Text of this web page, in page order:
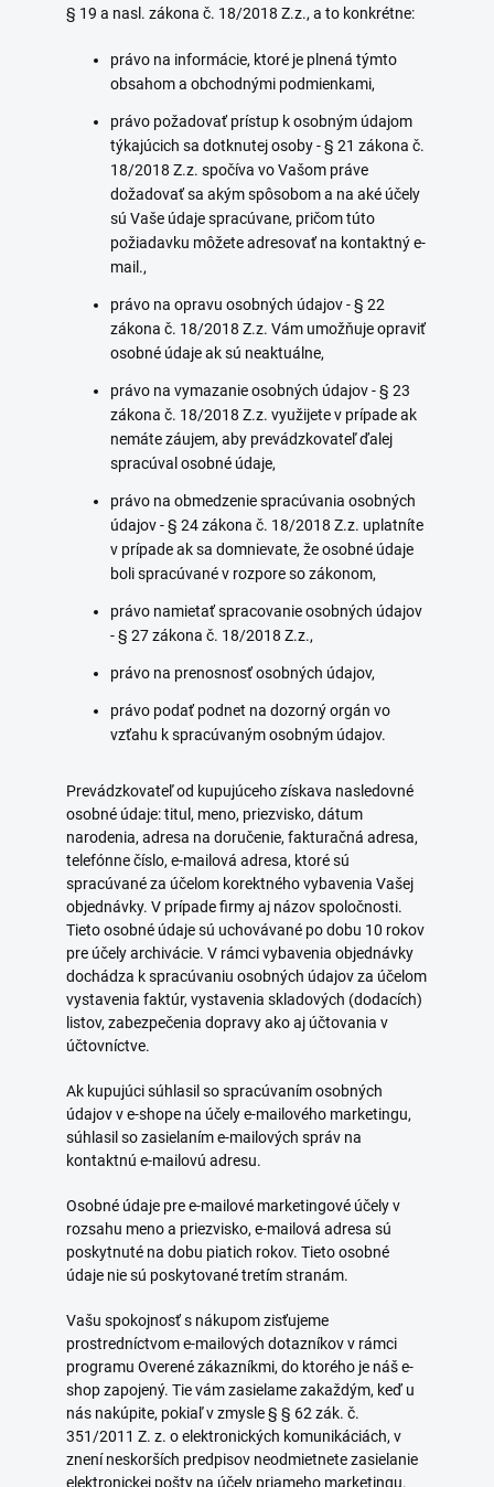
§ 19 a nasl. zákona č. 18/2018 Z.z., a to konkrétne:
právo na informácie, ktoré je plnená týmto
obsahom a obchodnými podmienkami,
právo požadovať prístup k osobným údajom
týkajúcich sa dotknutej osoby - § 21 zákona č.
18/2018 Z.z. spočíva vo Vašom práve
dožadovať sa akým spôsobom a na aké účely
sú Vaše údaje spracúvane, pričom túto
požiadavku môžete adresovať na kontaktný e-
mail.,
právo na opravu osobných údajov - § 22
zákona č. 18/2018 Z.z. Vám umožňuje opraviť
osobné údaje ak sú neaktuálne,
právo na vymazanie osobných údajov - § 23
zákona č. 18/2018 Z.z. využijete v prípade ak
nemáte záujem, aby prevádzkovateľ ďalej
spracúval osobné údaje,
právo na obmedzenie spracúvania osobných
údajov - § 24 zákona č. 18/2018 Z.z. uplatníte
v prípade ak sa domnievate, že osobné údaje
boli spracúvané v rozpore so zákonom,
právo namietať spracovanie osobných údajov
- § 27 zákona č. 18/2018 Z.z.,
právo na prenosnosť osobných údajov,
právo podať podnet na dozorný orgán vo
vzťahu k spracúvaným osobným údajov.
Prevádzkovateľ od kupujúceho získava nasledovné
osobné údaje: titul, meno, priezvisko, dátum
narodenia, adresa na doručenie, fakturačná adresa,
telefónne číslo, e-mailová adresa, ktoré sú
spracúvané za účelom korektného vybavenia Vašej
objednávky. V prípade firmy aj názov spoločnosti.
Tieto osobné údaje sú uchovávané po dobu 10 rokov
pre účely archivácie. V rámci vybavenia objednávky
dochádza k spracúvaniu osobných údajov za účelom
vystavenia faktúr, vystavenia skladových (dodacích)
listov, zabezpečenia dopravy ako aj účtovania v
účtovníctve.
Ak kupujúci súhlasil so spracúvaním osobných
údajov v e-shope na účely e-mailového marketingu,
súhlasil so zasielaním e-mailových správ na
kontaktnú e-mailovú adresu.
Osobné údaje pre e-mailové marketingové účely v
rozsahu meno a priezvisko, e-mailová adresa sú
poskytnuté na dobu piatich rokov. Tieto osobné
údaje nie sú poskytované tretím stranám.
Vašu spokojnosť s nákupom zisťujeme
prostredníctvom e-mailových dotazníkov v rámci
programu Overené zákazníkmi, do ktorého je náš e-
shop zapojený. Tie vám zasielame zakaždým, keď u
nás nakúpite, pokiaľ v zmysle § § 62 zák. č.
351/2011 Z. z. o elektronických komunikáciách, v
znení neskorších predpisov neodmietnete zasielanie
elektronickej pošty na účely priameho marketingu.